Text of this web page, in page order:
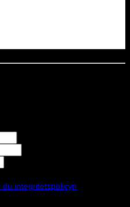
integritetspolicyn